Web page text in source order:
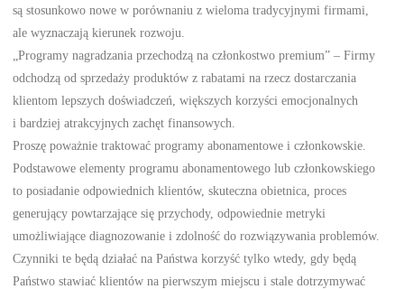
są stosunkowo nowe w porównaniu z wieloma tradycyjnymi firmami,
ale wyznaczają kierunek rozwoju.
„Programy nagradzania przechodzą na członkostwo premium” – Firmy
odchodzą od sprzedaży produktów z rabatami na rzecz dostarczania
klientom lepszych doświadczeń, większych korzyści emocjonalnych
i bardziej atrakcyjnych zachęt finansowych.
Proszę poważnie traktować programy abonamentowe i członkowskie.
Podstawowe elementy programu abonamentowego lub członkowskiego
to posiadanie odpowiednich klientów, skuteczna obietnica, proces
generujący powtarzające się przychody, odpowiednie metryki
umożliwiające diagnozowanie i zdolność do rozwiązywania problemów.
Czynniki te będą działać na Państwa korzyść tylko wtedy, gdy będą
Państwo stawiać klientów na pierwszym miejscu i stale dotrzymywać